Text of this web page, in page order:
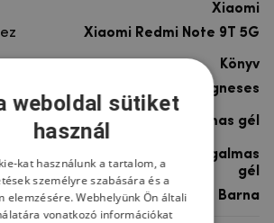
Xiaomi
Xiaomi Redmi Note 9T 5G
Könyv
Mágneses
rugalmas gél
szintetikus bőr, rugalmas
gél
Barna
weboldal sütiket
használ
kat használunk a tartalom, a
személyre szabására és a
elemzésére. Webhelyünk Ön általi
vonatkozó információkat